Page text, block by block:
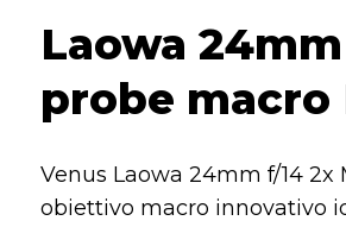
Laowa
probe macro
Venus Laowa 24mm f/14 2x
obiettivo macro innovativo